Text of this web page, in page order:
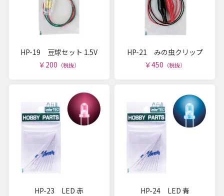
HP-19 豆球セット 1.5V
￥200 （税抜）
HP-21 みの虫クリップ
￥450 （税抜）
HP-23 LED 赤
HP-24 LED 青